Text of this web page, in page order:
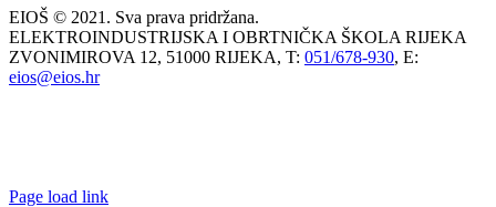
EIOŠ © 2021. Sva prava pridržana.
ELEKTROINDUSTRIJSKA I OBRTNIČKA ŠKOLA RIJEKA
ZVONIMIROVA 12, 51000 RIJEKA, T: 051/678-930, E:
eios@eios.hr
Page load link